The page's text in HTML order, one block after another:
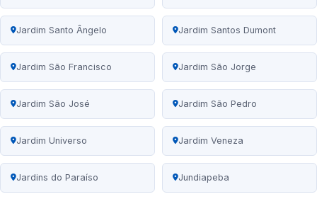
Jardim Santo Ângelo Jardim Santos Dumont
Jardim São Francisco Jardim São Jorge
Jardim São José Jardim São Pedro
Jardim Universo Jardim Veneza
Jardins do Paraíso Jundiapeba